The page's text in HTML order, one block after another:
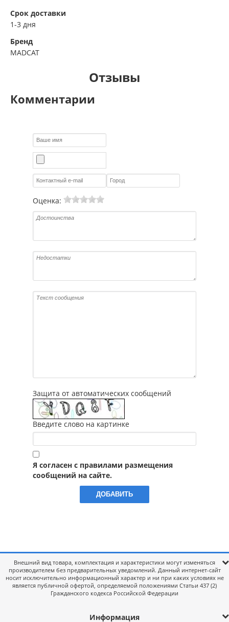
Срок доставки
1-3 дня
Бренд
MADCAT
Отзывы
Комментарии
Оценка:
Защита от автоматических сообщений
Введите слово на картинке
Я согласен с правилами размещения
сообщений на сайте.
Внешний вид товара, комплектация и характеристики могут изменяться
производителем без предварительных уведомлений. Данный интернет-сайт
носит исключительно информационный характер и ни при каких условиях не
является публичной офертой, определяемой положениями Статьи 437 (2)
Гражданского кодекса Российской Федерации
Информация